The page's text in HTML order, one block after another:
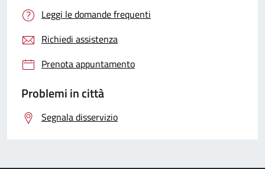
Leggi le domande frequenti
Richiedi assistenza
Prenota appuntamento
Problemi in città
Segnala disservizio